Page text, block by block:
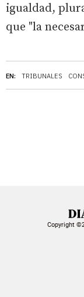
EN: TRIBUNALES
igualdad,
que "la
Copyright